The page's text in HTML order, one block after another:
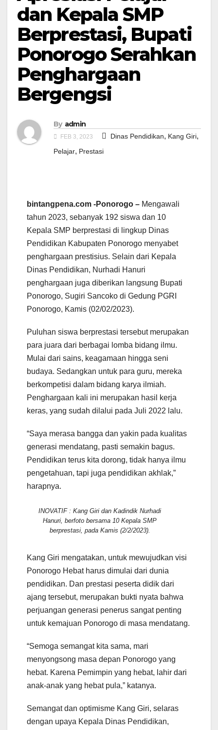
dan Kepala SMP
Berprestasi, Bupati
Ponorogo Serahkan
Penghargaan
Bergengsi
By admin
FEB 3, 2023 Dinas Pendidikan, Kang Giri,
Pelajar, Prestasi
bintangpena.com -Ponorogo – Mengawali
tahun 2023, sebanyak 192 siswa dan 10
Kepala SMP berprestasi di lingkup Dinas
Pendidikan Kabupaten Ponorogo menyabet
penghargaan prestisius. Selain dari Kepala
Dinas Pendidikan, Nurhadi Hanuri
penghargaan juga diberikan langsung Bupati
Ponorogo, Sugiri Sancoko di Gedung PGRI
Ponorogo, Kamis (02/02/2023).
Puluhan siswa berprestasi tersebut merupakan
para juara dari berbagai lomba bidang ilmu.
Mulai dari sains, keagamaan hingga seni
budaya. Sedangkan untuk para guru, mereka
berkompetisi dalam bidang karya ilmiah.
Penghargaan kali ini merupakan hasil kerja
keras, yang sudah dilalui pada Juli 2022 lalu.
“Saya merasa bangga dan yakin pada kualitas
generasi mendatang, pasti semakin bagus.
Pendidikan terus kita dorong, tidak hanya ilmu
pengetahuan, tapi juga pendidikan akhlak,”
harapnya.
INOVATIF : Kang Giri dan Kadindik Nurhadi
Hanuri, berfoto bersama 10 Kepala SMP
berprestasi, pada Kamis (2/2/2023).
Kang Giri mengatakan, untuk mewujudkan visi
Ponorogo Hebat harus dimulai dari dunia
pendidikan. Dan prestasi peserta didik dari
ajang tersebut, merupakan bukti nyata bahwa
perjuangan generasi penerus sangat penting
untuk kemajuan Ponorogo di masa mendatang.
“Semoga semangat kita sama, mari
menyongsong masa depan Ponorogo yang
hebat. Karena Pemimpin yang hebat, lahir dari
anak-anak yang hebat pula,” katanya.
Semangat dan optimisme Kang Giri, selaras
dengan upaya Kepala Dinas Pendidikan,